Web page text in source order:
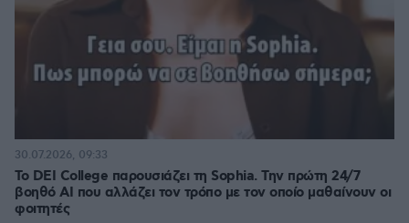
Το DEI College παρουσιάζει τη Sophia. Την πρώτη 24/7
βοηθό AI που αλλάζει τον τρόπο με τον οποίο μαθαίνουν οι
φοιτητές
30.07.2026, 09:33